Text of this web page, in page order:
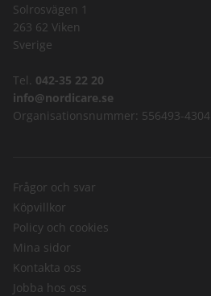
Solrosvägen 1
263 62 Viken
Sverige
Tel. 042-35 22 20
info@nordicare.se
Organisationsnummer: 556493-4304
Frågor och svar
Köpvillkor
Policy och cookies
Mina sidor
Kontakta oss
Jobba hos oss